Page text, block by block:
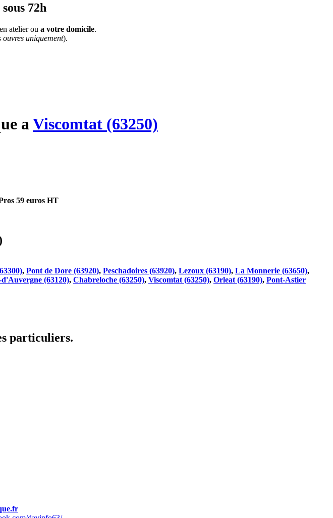
72h
atelier ou a votre domicile.
ouvres uniquement).
a Viscomtat (63250)
59 euros HT
, Pont de Dore (63920), Peschadoires (63920), Lezoux (63190), La Monnerie (63650),
(63120), Chabreloche (63250), Viscomtat (63250), Orleat (63190), Pont-Astier
particuliers.